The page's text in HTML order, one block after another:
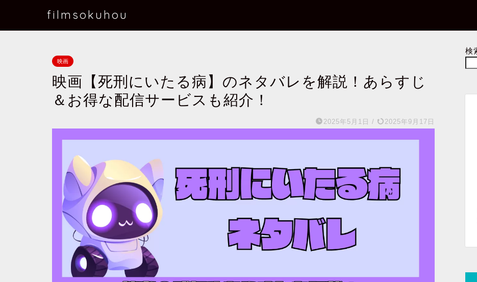
filmsokuhou
映画
映画【死刑にいたる病】のネタバレを解説！あらすじ
＆お得な配信サービスも紹介！
2025年5月1日 / 2025年9月17日
検